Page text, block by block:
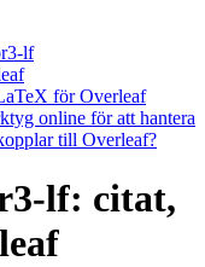
lf
för Overleaf
online för att hantera
till Overleaf?
lf: citat,